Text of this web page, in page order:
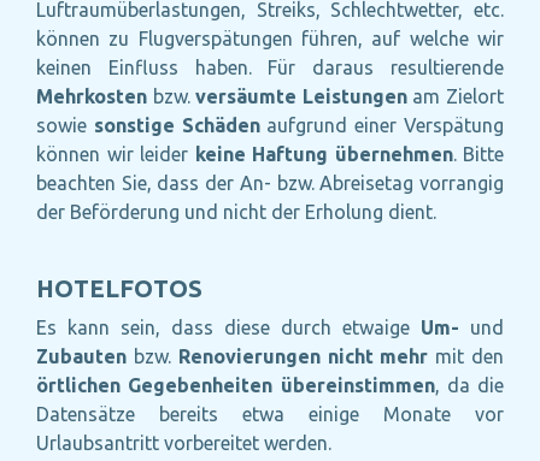
Luftraumüberlastungen, Streiks, Schlechtwetter, etc.
können zu Flugverspätungen führen, auf welche wir
keinen Einfluss haben. Für daraus resultierende
Mehrkosten bzw.versäumte Leistungenam Zielort
sowie sonstige Schäden aufgrund einer Verspätung
können wir leider keine Haftung übernehmen. Bitte
beachten Sie, dass der An- bzw. Abreisetag vorrangig
der Beförderung und nicht der Erholung dient.
HOTELFOTOS
Es kann sein, dass diese durch etwaige Um- und
Zubauten bzw. Renovierungen nicht mehr mit den
örtlichen Gegebenheiten übereinstimmen, da die
Datensätze bereits etwa einige Monate vor
Urlaubsantritt vorbereitet werden.